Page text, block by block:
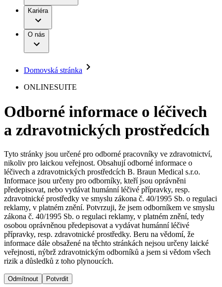
Léčba bolesti
Mimotělní očišťování krve
Neurochirurgie
Onkologie
Ortopedie
Páteřní chirurgie
Péče o rány
Prevence a kontrola infekcí
Uzavírání ran
Řešení
Terapie
Onemocnění
B. Braun Avitum
Dialyzační střediska​
B. Braun Avitum poskytuje kvalitní dialyzační péči ve všech
svých střediscích v České republice. Více informací se
dozvíte na stránkách jednotlivých středisek.
Práce a kariéra
Naše kultura
Vaše příležitost​
Nabídky pracovních míst
Objevte své kariérní příležitosti ​v B. Braun. Vyhledejte náš trh
práce​ pro zajímavé pozice.​
Odpovědnost
Média
Tiskové zprávy
Kontakt
Kontaktní formulář
Registrace k odběru newsletteru
Odpovědnost
Média
Kontakt
Kariéra
O nás
Domovská stránka
ONLINESUITE
Odborné informace o léčivech
a zdravotnických prostředcích
Tyto stránky jsou určené pro odborné pracovníky ve zdravotnictví,
nikoliv pro laickou veřejnost. Obsahují odborné informace o
léčivech a zdravotnických prostředcích B. Braun Medical s.r.o.
Informace jsou určeny pro odborníky, kteří jsou oprávněni
předepisovat, nebo vydávat humánní léčivé přípravky, resp.
zdravotnické prostředky ve smyslu zákona č. 40/1995 Sb. o regulaci
reklamy, v platném znění. Potvrzuji, že jsem odborníkem ve smyslu
zákona č. 40/1995 Sb. o regulaci reklamy, v platném znění, tedy
osobou oprávněnou předepisovat a vydávat humánní léčivé
přípravky, resp. zdravotnické prostředky. Beru na vědomí, že
informace dále obsažené na těchto stránkách nejsou určeny laické
veřejnosti, nýbrž zdravotnickým odborníků a jsem si vědom všech
rizik a důsledků z toho plynoucích.
Odmítnout Potvrdit